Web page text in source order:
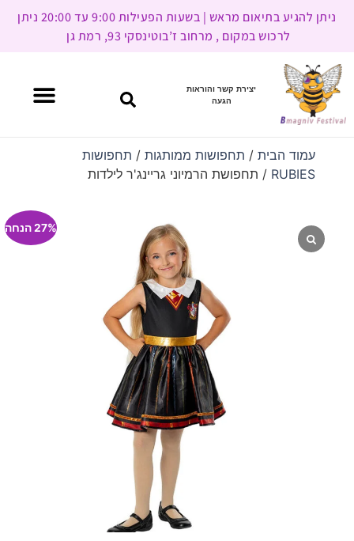
ניתן להגיע בתיאום מראש | בשעות הפעילות 9:00 עד 20:00 ניתן
לרכוש במקום , מרחוב ז’בוטינסקי 93, רמת גן
יצירת קשר והוראות
הגעה
עמוד הבית/ תחפושות ממותגות/ תחפושות
RUBIES / תחפושת הרמיוני גריינג'ר לילדות
27% הנחה